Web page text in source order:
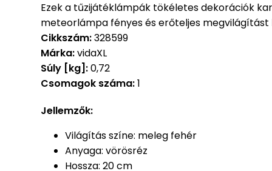
Ezek a tűzijátéklámpák tökéletes dekorációk
meteorlámpa fényes és erőteljes
Cikkszám:328599
Márka:vidaXL
Súly [kg]:0,72
Csomagok száma:1
Jellemzők:
Világítás színe: meleg fehér
Anyaga: vörösréz
Hossza: 20 cm